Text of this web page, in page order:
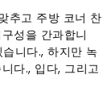
추고 주방 코너 찬
성을 간과합니
니다., 하지만 녹
다., 입다, 그리고